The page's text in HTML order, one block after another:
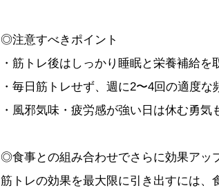
◎注意すべきポイント
・筋トレ後はしっかり睡眠と栄養補給を
・毎日筋トレせず、週に2〜4回の適度な
・風邪気味・疲労感が強い日は休む勇気
◎食事との組み合わせでさらに効果アッ
筋トレの効果を最大限に引き出すには、